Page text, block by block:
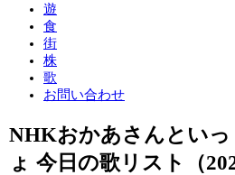
遊
食
街
株
歌
お問い合わせ
NHKおかあさんといっ
ょ 今日の歌リスト（